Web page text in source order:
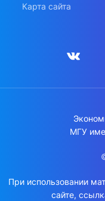
Карта сайта
МГУ
При использовании
сайте,